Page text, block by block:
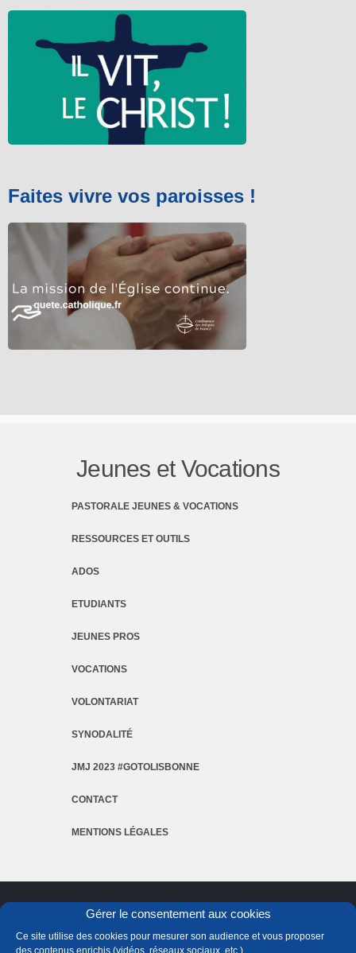
Gérer le consentement aux cookies
Ce site utilise des cookies pour mesurer son audience et vous proposer
des contenus enrichis (vidéos, réseaux sociaux, etc.).
Faites vivre vos paroisses !
Jeunes et Vocations
PASTORALE JEUNES & VOCATIONS
RESSOURCES ET OUTILS
ADOS
ETUDIANTS
JEUNES PROS
VOCATIONS
VOLONTARIAT
SYNODALITÉ
JMJ 2023 #GOTOLISBONNE
CONTACT
MENTIONS LÉGALES